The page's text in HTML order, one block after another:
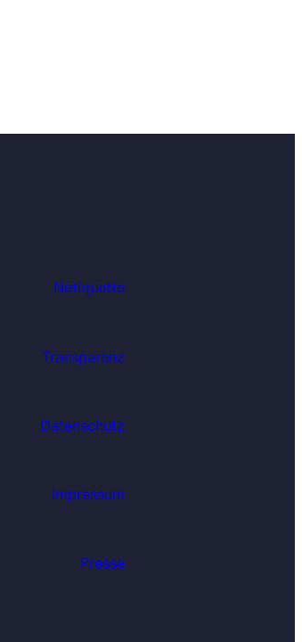
Netiquette
Transparenz
Datenschutz
Impressum
Presse